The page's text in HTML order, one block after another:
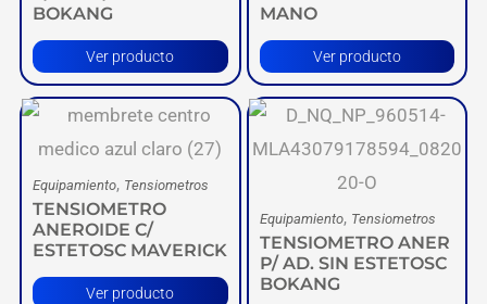
BOKANG
Ver producto
MANO
Ver producto
Equipamiento, Tensiometros
TENSIOMETRO
ANEROIDE C/
ESTETOSC MAVERICK
Ver producto
Equipamiento, Tensiometros
TENSIOMETRO ANER
P/ AD. SIN ESTETOSC
BOKANG